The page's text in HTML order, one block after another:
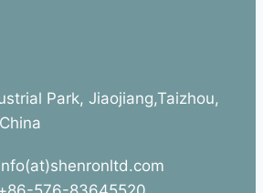
Park, Jiaojiang,Taizhou,